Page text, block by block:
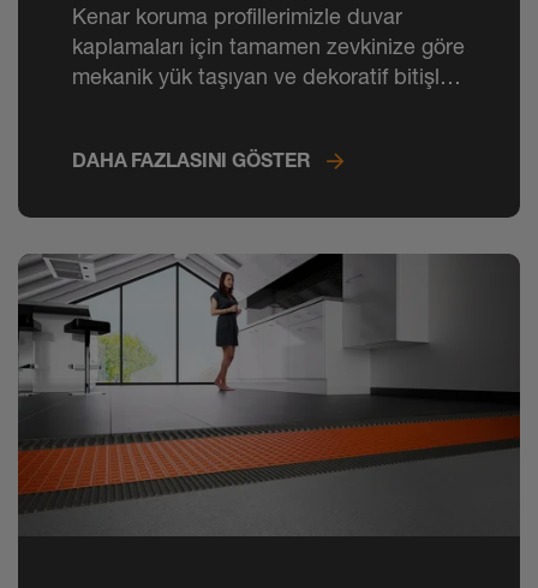
Kenar koruma profillerimizle duvar
kaplamaları için tamamen zevkinize göre
mekanik yük taşıyan ve dekoratif bitişler
DAHA FAZLASINI GÖSTER